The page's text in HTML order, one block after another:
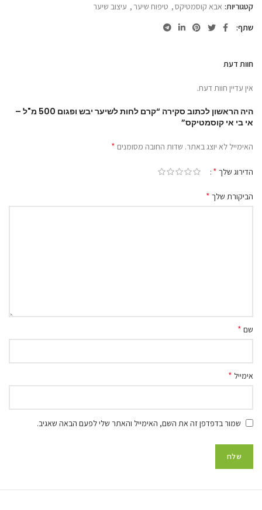
קטגוריות: אבא קוסמטיקס, טיפוח שיער , עיצוב שיער
שתף
חוות דעת
אין עדיין חוות דעת.
היה הראשון לכתוב סקירה “קרם לחות לשיער יבש ופגום 500 מ"ל –
אי בי אי קוסמטיקס”
האימייל לא יוצג באתר. שדות החובה מסומנים *
הדירוג שלך *
הביקורת שלך *
שם *
אימייל *
שמור בדפדפן זה את השם, האימייל והאתר שלי לפעם הבאה שאגיב.